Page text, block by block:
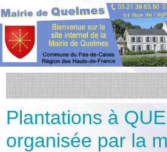
Accueil
Actualités
Plantations à
organisée par la